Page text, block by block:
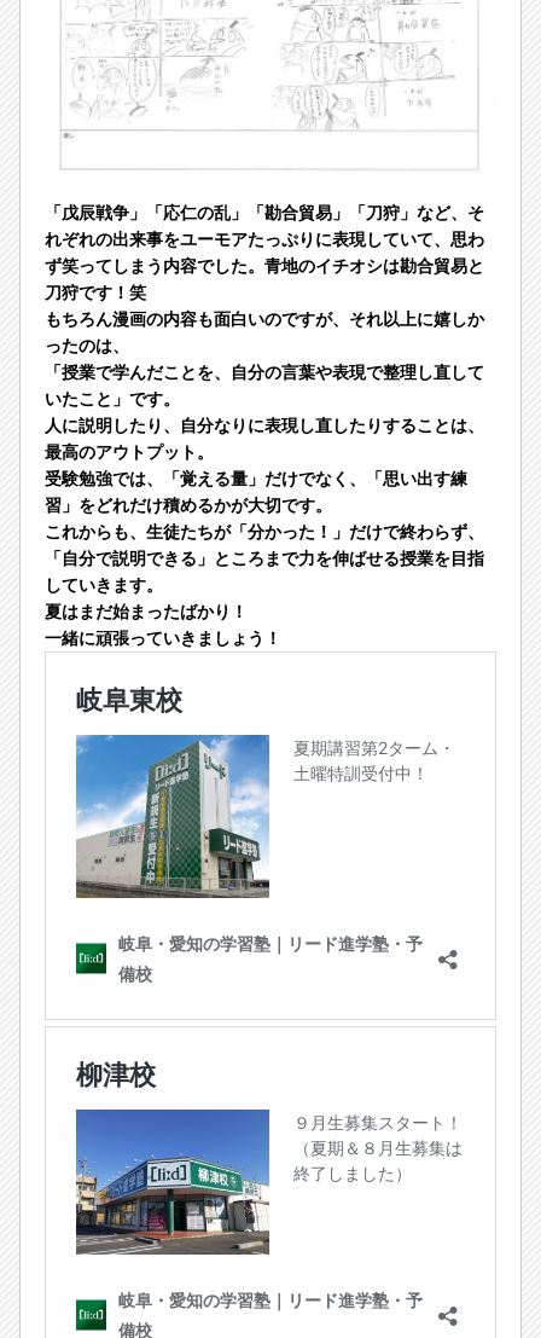
「戊辰戦争」「応仁の乱」「勘合貿易」「刀狩」など、そ
れぞれの出来事をユーモアたっぷりに表現していて、思わ
ず笑ってしまう内容でした。青地のイチオシは勘合貿易と
刀狩です！笑
もちろん漫画の内容も面白いのですが、それ以上に嬉しか
ったのは、
「授業で学んだことを、自分の言葉や表現で整理し直して
いたこと」です。
人に説明したり、自分なりに表現し直したりすることは、
最高のアウトプット。
受験勉強では、「覚える量」だけでなく、「思い出す練
習」をどれだけ積めるかが大切です。
これからも、生徒たちが「分かった！」だけで終わらず、
「自分で説明できる」ところまで力を伸ばせる授業を目指
していきます。
夏はまだ始まったばかり！
一緒に頑張っていきましょう！